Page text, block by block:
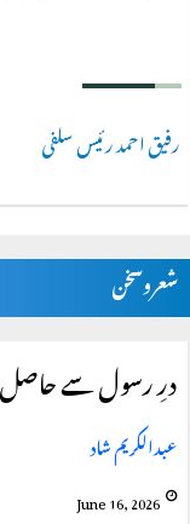
رفیق احمد رئیس سلفی
شعروسخن
درِ رسول سے حاصل
عبدالکریم شاد
June 16, 2026